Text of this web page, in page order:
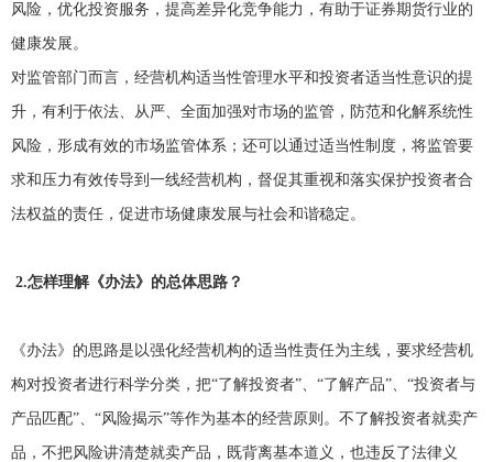
风险，优化投资服务，提高差异化竞争能力，有助于证券期货行业的
健康发展。
对监管部门而言，经营机构适当性管理水平和投资者适当性意识的提
升，有利于依法、从严、全面加强对市场的监管，防范和化解系统性
风险，形成有效的市场监管体系；还可以通过适当性制度，将监管要
求和压力有效传导到一线经营机构，督促其重视和落实保护投资者合
法权益的责任，促进市场健康发展与社会和谐稳定。
2.怎样理解《办法》的总体思路？
《办法》的思路是以强化经营机构的适当性责任为主线，要求经营机
构对投资者进行科学分类，把“了解投资者”、“了解产品”、“投资者与
产品匹配”、“风险揭示”等作为基本的经营原则。不了解投资者就卖产
品，不把风险讲清楚就卖产品，既背离基本道义，也违反了法律义